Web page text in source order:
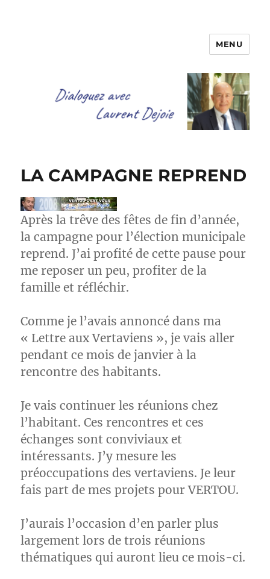
Dialoguez avec Laurent Dejoie
MENU
LA CAMPAGNE REPREND
Après la trêve des fêtes de fin d’année,
la campagne pour l’élection municipale
reprend. J’ai profité de cette pause pour
me reposer un peu, profiter de la
famille et réfléchir.
Comme je l’avais annoncé dans ma
« Lettre aux Vertaviens », je vais aller
pendant ce mois de janvier à la
rencontre des habitants.
Je vais continuer les réunions chez
l’habitant. Ces rencontres et ces
échanges sont conviviaux et
intéressants. J’y mesure les
préoccupations des vertaviens. Je leur
fais part de mes projets pour VERTOU.
J’aurais l’occasion d’en parler plus
largement lors de trois réunions
thématiques qui auront lieu ce mois-ci.